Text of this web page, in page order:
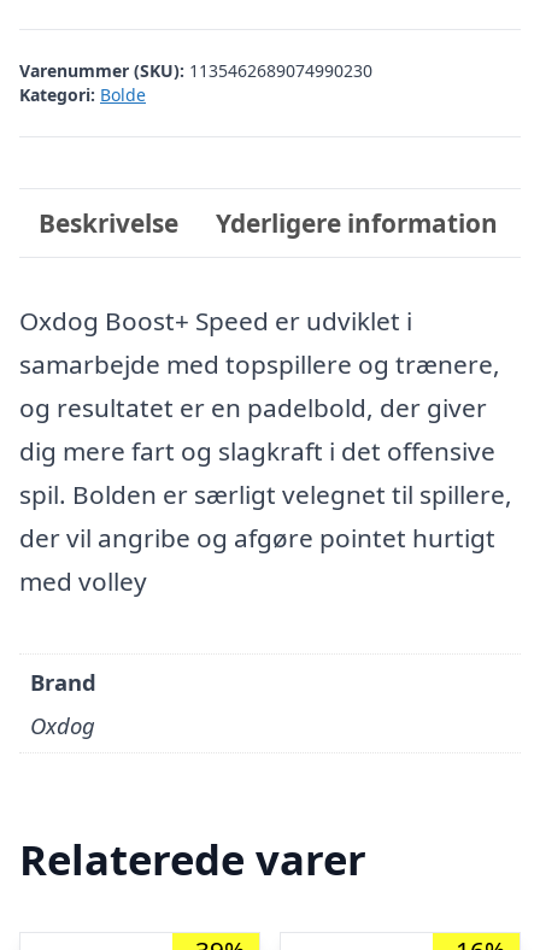
kr. 59,00.kr. 50,00.
Varenummer (SKU): 1135462689074990230
Kategori: Bolde
Beskrivelse Yderligere information
Oxdog Boost+ Speed er udviklet i
samarbejde med topspillere og trænere,
og resultatet er en padelbold, der giver
dig mere fart og slagkraft i det offensive
spil. Bolden er særligt velegnet til spillere,
der vil angribe og afgøre pointet hurtigt
med volley
Brand
Oxdog
Relaterede varer